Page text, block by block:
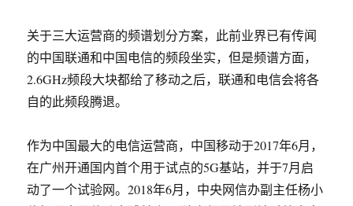
关于三大运营商的频谱划分方案，此前业界已有传闻
的中国联通和中国电信的频段坐实，但是频谱方面，
2.6GHz频段大块都给了移动之后，联通和电信会将各
自的此频段腾退。
作为中国最大的电信运营商，中国移动于2017年6月，
在广州开通国内首个用于试点的5G基站，并于7月启
动了一个试验网。2018年6月，中央网信办副主任杨小